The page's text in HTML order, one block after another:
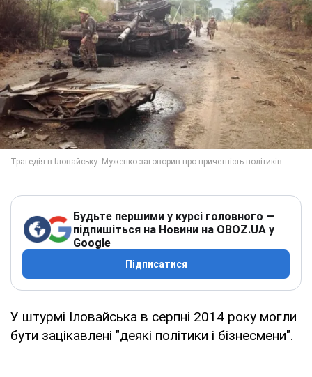
Будьте першими у курсі головного —
підпишіться на Новини на OBOZ.UA у
Google
Підписатися
У штурмі Іловайська в серпні 2014 року могли
бути зацікавлені "деякі політики і бізнесмени".